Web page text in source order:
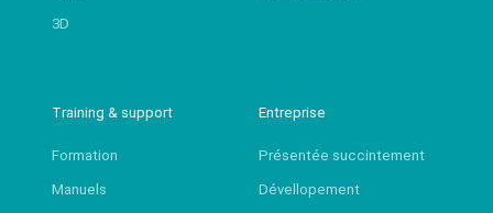
3D
Training & support
Formation
Manuels
Entreprise
Présentée succintement
Dévellopement